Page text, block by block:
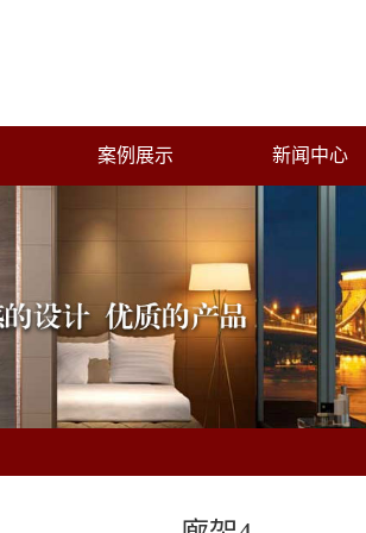
案例展示 新闻中心